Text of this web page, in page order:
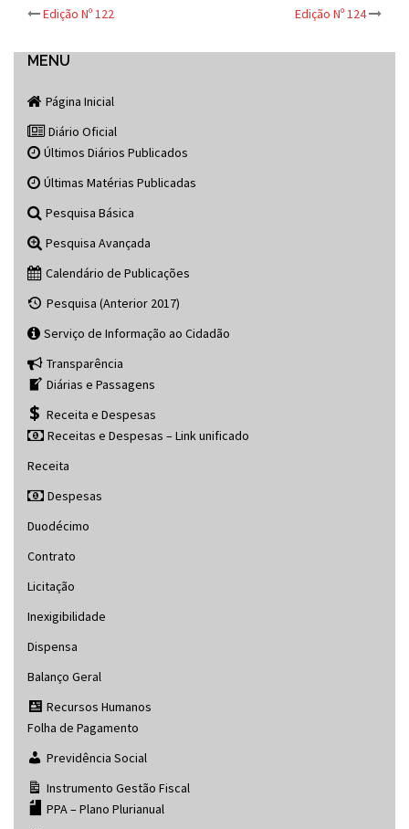
Post
navigation
Edição Nº 122 Edição Nº 124
MENU
Página Inicial
Diário Oficial
Últimos Diários Publicados
Últimas Matérias Publicadas
Pesquisa Básica
Pesquisa Avançada
Calendário de Publicações
Pesquisa (Anterior 2017)
Serviço de Informação ao Cidadão
Transparência
Diárias e Passagens
Receita e Despesas
Receitas e Despesas – Link unificado
Receita
Despesas
Duodécimo
Contrato
Licitação
Inexigibilidade
Dispensa
Balanço Geral
Recursos Humanos
Folha de Pagamento
Previdência Social
Instrumento Gestão Fiscal
PPA – Plano Plurianual